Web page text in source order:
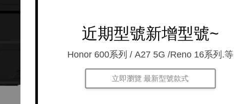
近期型號新增型號~
Honor 600系列 / A27 5G /Reno 16系列.等
立即瀏覽 最新型號款式